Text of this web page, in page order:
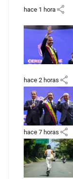
hace 1 hora share
hace 2 horas share
hace 7 horas share